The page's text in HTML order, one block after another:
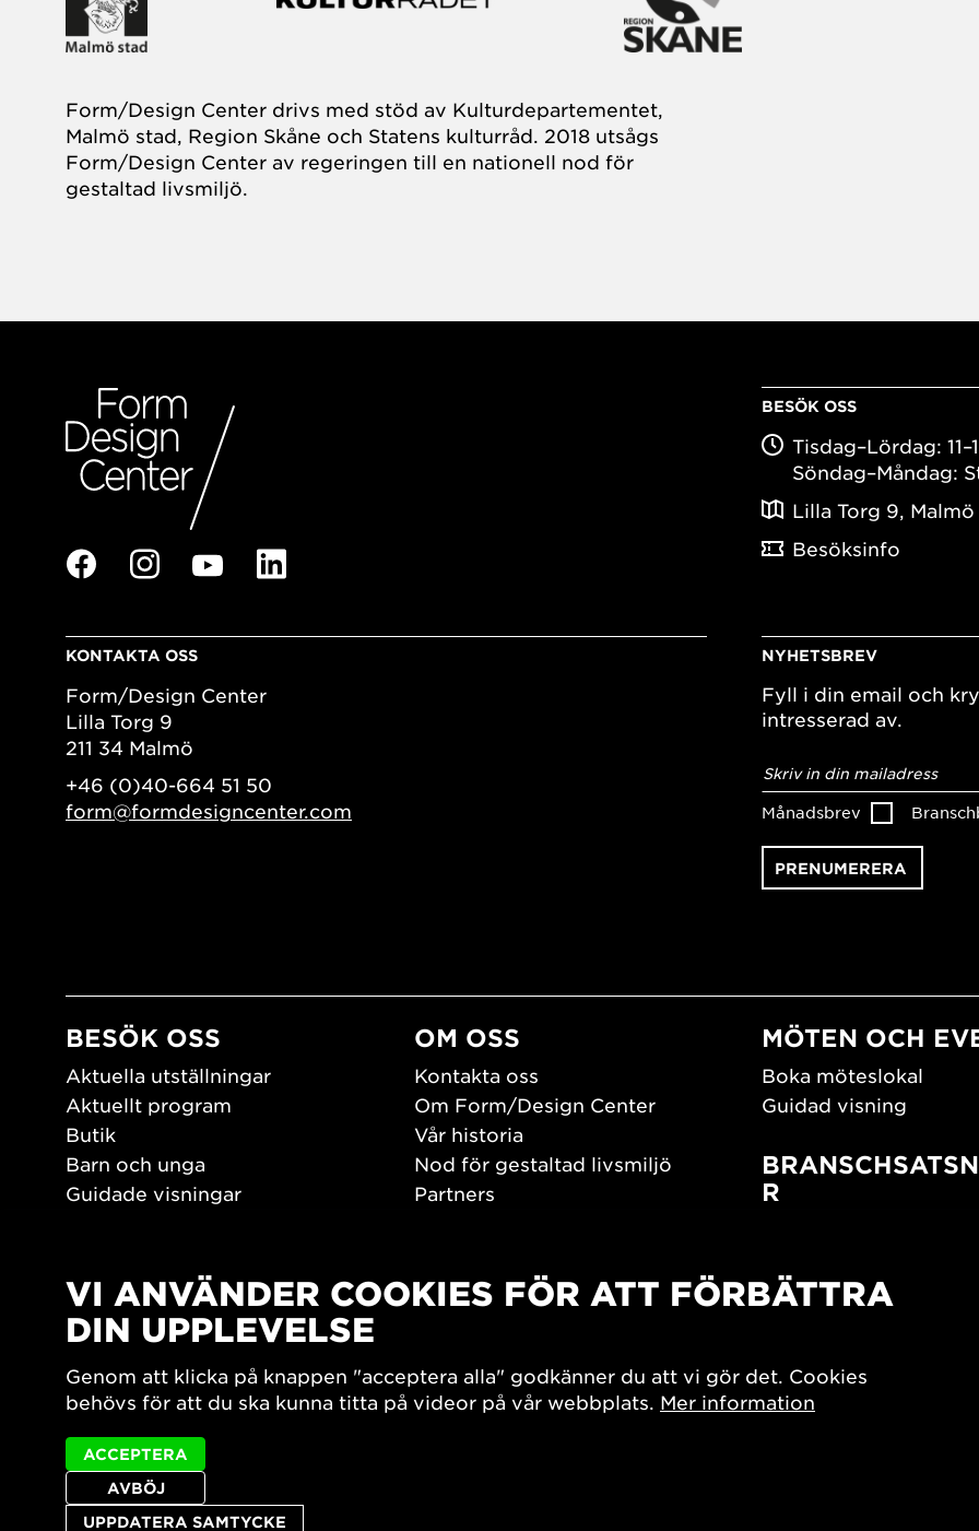
Form/Design Center drivs med stöd av Kulturdepartementet,
Malmö stad, Region Skåne och Statens kulturråd. 2018 utsågs
Form/Design Center av regeringen till en nationell nod för
gestaltad livsmiljö.
BESÖK OSS
Tisdag–Lördag:
Söndag–Måndag:
Lilla Torg 9, Malmö
Besöksinfo
KONTAKTA OSS
Form/Design Center
Lilla Torg 9
211 34 Malmö
+46 (0)40-664 51 50
form@formdesigncenter.com
NYHETSBREV
Fyll i din email och
intresserad av.
postadress*
Månadsbrev
BESÖK OSS
Aktuella utställningar
Aktuellt program
Butik
Barn och unga
Guidade visningar
Öppettider
OM OSS
Kontakta oss
Om Form/Design Center
Vår historia
Nod för gestaltad livsmiljö
Partners
PLAY
Filmarkiv
MÖTEN OCH
Boka möteslokal
Guidad visning
R
Southern Sweden
Arkitekturdagarna
7x Konsthantverk
VI ANVÄNDER COOKIES FÖR ATT FÖRBÄTTRA
DIN UPPLEVELSE
Genom att klicka på knappen "acceptera alla" godkänner du att vi gör det. Cookies
behövs för att du ska kunna titta på videor på vår webbplats. Mer information
UPPDATERA SAMTYCKE
AVBÖJ
ACCEPTERA